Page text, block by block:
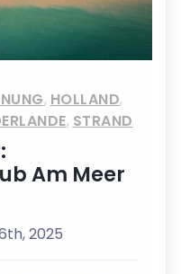
, HOLLAND,
, STRAND
Am Meer
2025